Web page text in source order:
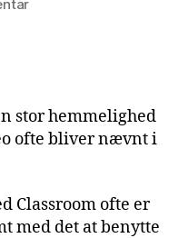
stor hemmelighed
ofte bliver nævnt i
Classroom ofte er
med det at benytte